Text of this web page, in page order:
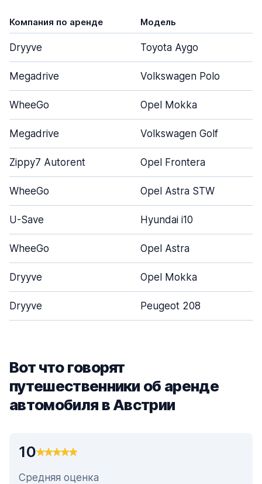
Компания по аренде Модель
Dryyve Toyota Aygo
Megadrive Volkswagen Polo
WheeGo Opel Mokka
Megadrive Volkswagen Golf
Zippy7 Autorent Opel Frontera
WheeGo Opel Astra STW
U-Save Hyundai i10
WheeGo Opel Astra
Dryyve Opel Mokka
Dryyve Peugeot 208
Вот что говорят
путешественники об аренде
автомобиля в Австрии
10
Средняя оценка